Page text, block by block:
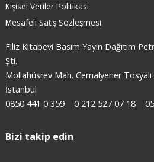
Kişisel Veriler Politikası
Mesafeli Satış Sözleşmesi
Filiz Kitabevi Basım Yayın Dağıtım
Şti.
Mollahüsrev Mah. Cemalyener
İstanbul
0850 441 0 359
0 212 527 07 18
Bizi takip edin